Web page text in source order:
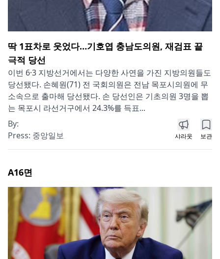
딱 1표차로 웃었다…기호엽 충남도의원, 재검표 끝
극적 당선
이번 6·3 지방선거에서는 다양한 사연을 가진 지방의원들도
당선됐다. 손혜원(71) 전 국회의원은 전남 목포시의원에 무
소속으로 출마해 당선됐다. 손 당선인은 기초의원 3명을 뽑
는 목포시 라선거구에서 24.3%를 득표...
By:
Press: 중앙일보 샤라웃 보관
A16면